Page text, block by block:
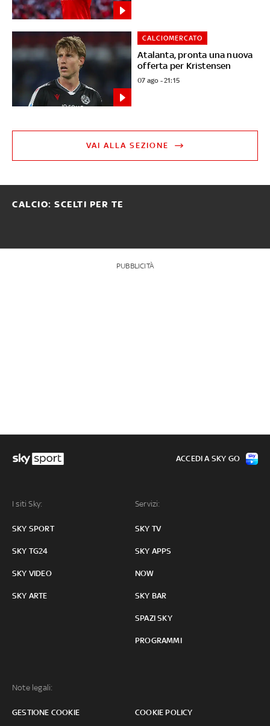
Atalanta, pronta una nuova
offerta per Kristensen
CALCIOMERCATO
07 ago - 21:15
VAI ALLA SEZIONE
CALCIO: SCELTI PER TE
PUBBLICITÀ
I siti Sky:
SKY SPORT
SKY TG24
SKY VIDEO
SKY ARTE
Servizi:
SKY TV
SKY APPS
NOW
SKY BAR
SPAZI SKY
PROGRAMMI
Note legali:
GESTIONE COOKIE COOKIE POLICY
ACCEDI A SKY GO